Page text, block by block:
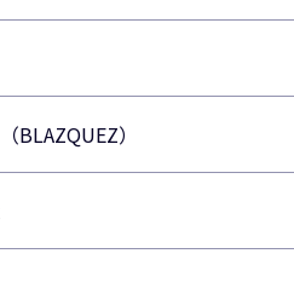
BLAZQUEZ）